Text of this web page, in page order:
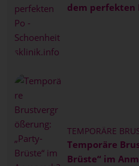
dem perfekten
TEMPORÄRE
Temporäre
Brüste“ im